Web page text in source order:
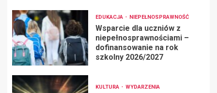
EDUKACJA NIEPEŁNOSPRAWNOŚĆ
Wsparcie dla uczniów z
niepełnosprawnościami –
dofinansowanie na rok
szkolny 2026/2027
KULTURA WYDARZENIA